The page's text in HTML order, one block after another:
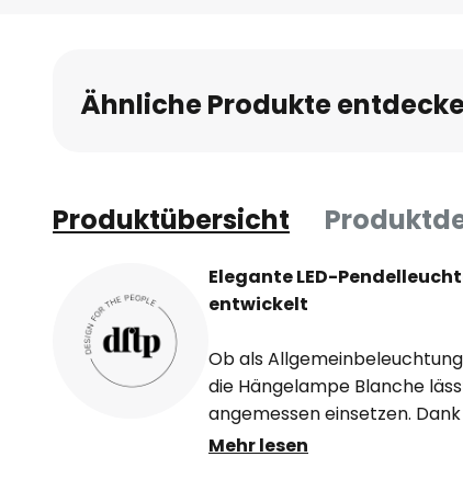
Ähnliche Produkte
Produktübersicht
Elegante LED-
entwickelt
Ob als
die Hängelampe Blanche
angemessen einsetzen.
als Ellipse darstellt, fließt das
Mehr lesen